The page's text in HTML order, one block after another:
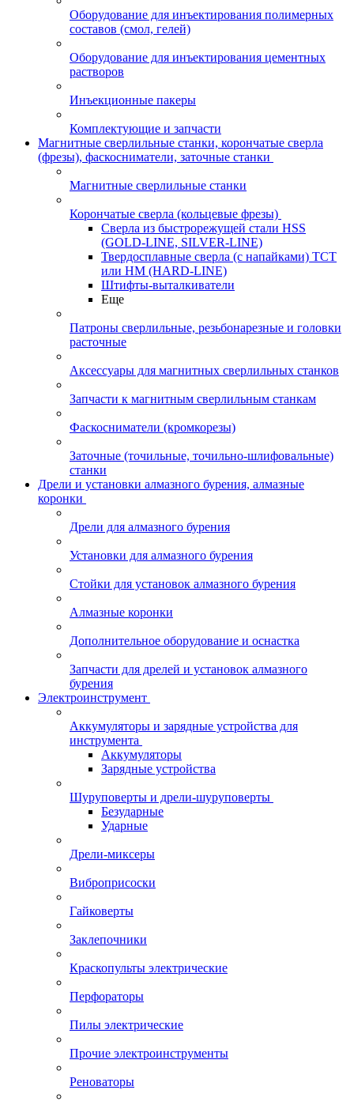
Оборудование для инъектирования полимерных
составов (смол, гелей)
Оборудование для инъектирования цементных
растворов
Инъекционные пакеры
Комплектующие и запчасти
Магнитные сверлильные станки, корончатые сверла
(фрезы), фаскосниматели, заточные станки
Магнитные сверлильные станки
Корончатые сверла (кольцевые фрезы)
Сверла из быстрорежущей стали HSS
(GOLD-LINE, SILVER-LINE)
Твердосплавные сверла (с напайками) ТСТ
или HM (HARD-LINE)
Штифты-выталкиватели
Еще
Патроны сверлильные, резьбонарезные и головки
расточные
Аксессуары для магнитных сверлильных станков
Запчасти к магнитным сверлильным станкам
Фаскосниматели (кромкорезы)
Заточные (точильные, точильно-шлифовальные)
станки
Дрели и установки алмазного бурения, алмазные
коронки
Дрели для алмазного бурения
Установки для алмазного бурения
Стойки для установок алмазного бурения
Алмазные коронки
Дополнительное оборудование и оснастка
Запчасти для дрелей и установок алмазного
бурения
Электроинструмент
Аккумуляторы и зарядные устройства для
инструмента
Аккумуляторы
Зарядные устройства
Шуруповерты и дрели-шуруповерты
Безударные
Ударные
Дрели-миксеры
Виброприсоски
Гайковерты
Заклепочники
Краскопульты электрические
Перфораторы
Пилы электрические
Прочие электроинструменты
Реноваторы